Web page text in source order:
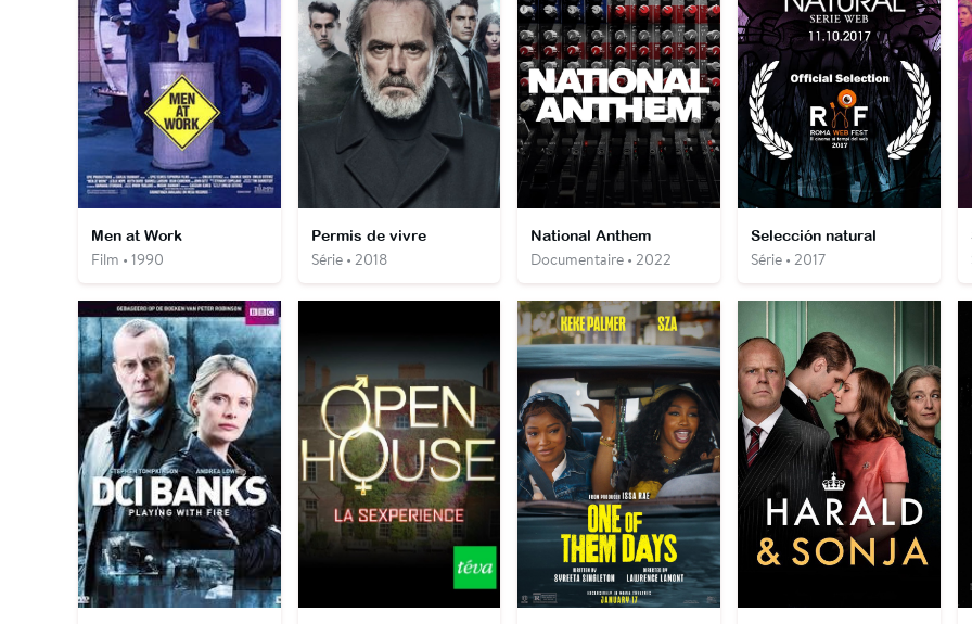
Men at Work
Film • 1990
Permis de vivre
Série • 2018
National Anthem
Documentaire • 2022
Selección natural
Série • 2017